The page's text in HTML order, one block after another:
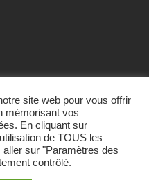
site web pour vous offrir
mémorisant vos
En cliquant sur
de TOUS les
sur "Paramètres des
contrôlé.